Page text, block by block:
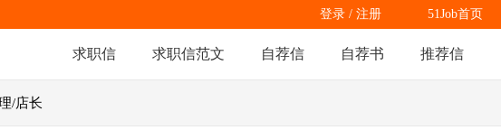
51Job首页
登录 / 注册
求职信 求职信范文 自荐信 自荐书 推荐信
/店长